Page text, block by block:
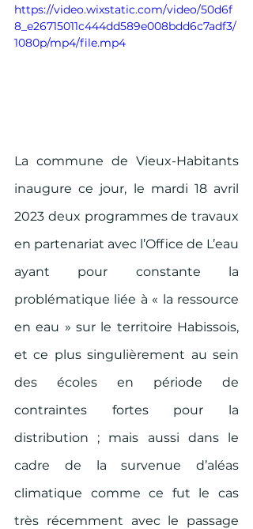
https://video.wixstatic.com/video/50d6f
8_e26715011c444dd589e008bdd6c7adf3/
1080p/mp4/file.mp4
La commune de Vieux-Habitants
inaugure ce jour, le mardi 18 avril
2023 deux programmes de travaux
en partenariat avec l’Office de L’eau
ayant pour constante la
problématique liée à « la ressource
en eau » sur le territoire Habissois,
et ce plus singulièrement au sein
des écoles en période de
contraintes fortes pour la
distribution ; mais aussi dans le
cadre de la survenue d’aléas
climatique comme ce fut le cas
très récemment avec le passage